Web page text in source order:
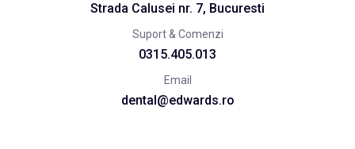
Strada Calusei nr. 7, Bucuresti
Suport & Comenzi
0315.405.013
Email
dental@edwards.ro